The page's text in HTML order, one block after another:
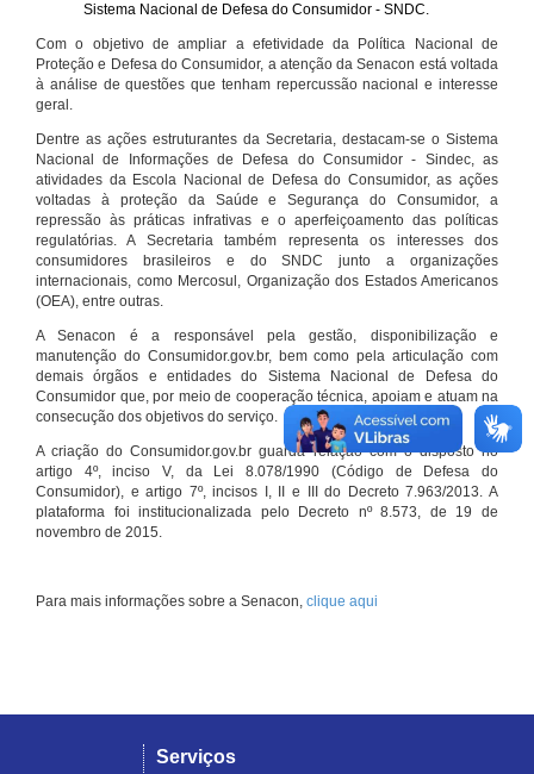
Sistema Nacional de Defesa do Consumidor - SNDC.
Com o objetivo de ampliar a efetividade da Política Nacional de
Proteção e Defesa do Consumidor, a atenção da Senacon está voltada
à análise de questões que tenham repercussão nacional e interesse
geral.
Dentre as ações estruturantes da Secretaria, destacam-se o Sistema
Nacional de Informações de Defesa do Consumidor - Sindec, as
atividades da Escola Nacional de Defesa do Consumidor, as ações
voltadas à proteção da Saúde e Segurança do Consumidor, a
repressão às práticas infrativas e o aperfeiçoamento das políticas
regulatórias. A Secretaria também representa os interesses dos
consumidores brasileiros e do SNDC junto a organizações
internacionais, como Mercosul, Organização dos Estados Americanos
(OEA), entre outras.
A Senacon é a responsável pela gestão, disponibilização e
manutenção do Consumidor.gov.br, bem como pela articulação com
demais órgãos e entidades do Sistema Nacional de Defesa do
Consumidor que, por meio de cooperação técnica, apoiam e atuam na
consecução dos objetivos do serviço.
A criação do Consumidor.gov.br guarda relação com o disposto no
artigo 4º, inciso V, da Lei 8.078/1990 (Código de Defesa do
Consumidor), e artigo 7º, incisos I, II e III do Decreto 7.963/2013. A
plataforma foi institucionalizada pelo Decreto nº 8.573, de 19 de
novembro de 2015.
Para mais informações sobre a Senacon, clique aqui
Serviços